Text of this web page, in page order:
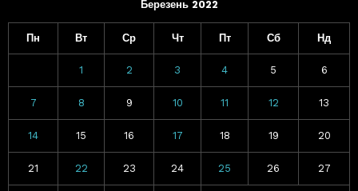
Березень 2022
Пн Вт Ср Чт Пт Сб Нд
1 2 3 4 5 6
7 8 9 10 11 12 13
14 15 16 17 18 19 20
21 22 23 24 25 26 27